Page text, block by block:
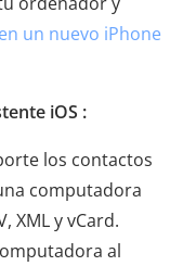
un nuevo iPhone
iOS :
los contactos
computadora
XML y vCard.
al